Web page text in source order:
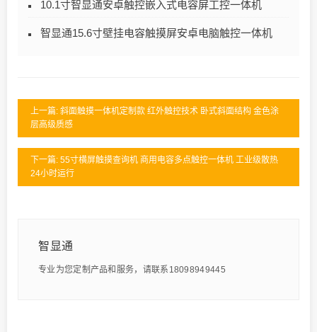
10.1寸智显通安卓触控嵌入式电容屏工控一体机
智显通15.6寸壁挂电容触摸屏安卓电脑触控一体机
上一篇: 斜面触摸一体机定制款 红外触控技术 卧式斜面结构 金色涂
层高级质感
下一篇: 55寸横屏触摸查询机 商用电容多点触控一体机 工业级散热
24小时运行
智显通
专业为您定制产品和服务，请联系18098949445